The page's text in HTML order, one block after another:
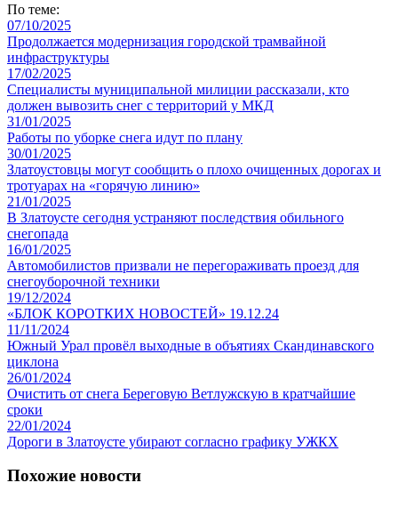
По теме:
07/10/2025
Продолжается модернизация городской трамвайной
инфраструктуры
17/02/2025
Специалисты муниципальной милиции рассказали, кто
должен вывозить снег с территорий у МКД
31/01/2025
Работы по уборке снега идут по плану
30/01/2025
Златоустовцы могут сообщить о плохо очищенных дорогах и
тротуарах на «горячую линию»
21/01/2025
В Златоусте сегодня устраняют последствия обильного
снегопада
16/01/2025
Автомобилистов призвали не перегораживать проезд для
снегоуборочной техники
19/12/2024
«БЛОК КОРОТКИХ НОВОСТЕЙ» 19.12.24
11/11/2024
Южный Урал провёл выходные в объятиях Скандинавского
циклона
26/01/2024
Очистить от снега Береговую Ветлужскую в кратчайшие
сроки
22/01/2024
Дороги в Златоусте убирают согласно графику УЖКХ
Похожие новости